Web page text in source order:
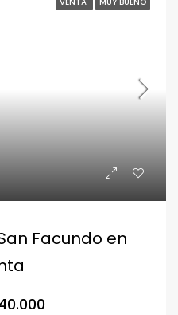
Facundo en